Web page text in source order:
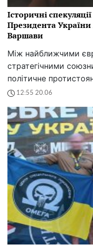
Історичні
Президента
Варшави
Між найближчими
стратегічними
політичне
12:55 20.06